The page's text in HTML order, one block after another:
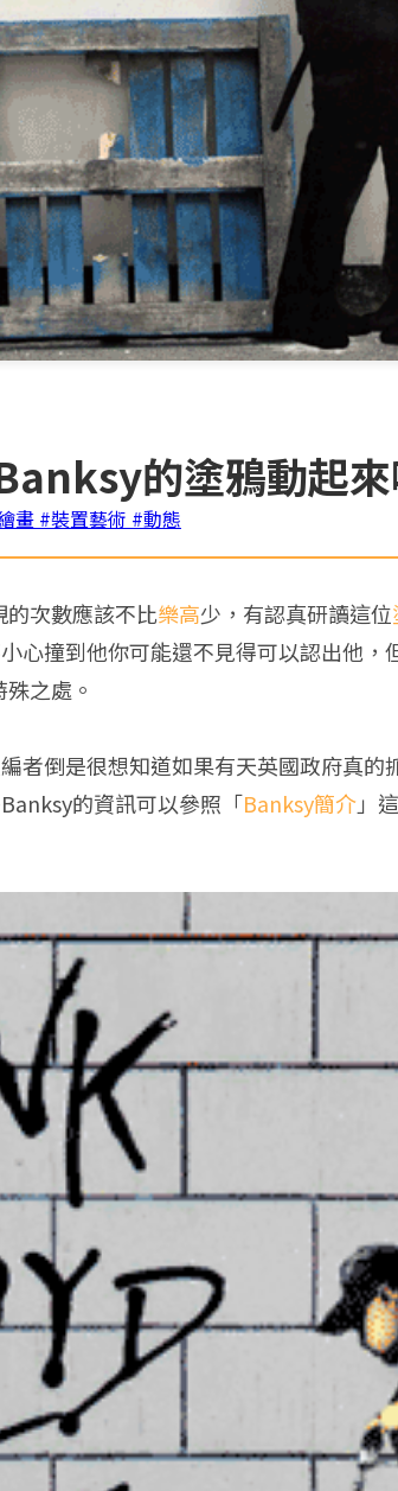
的塗鴉動起來
畫 #裝置藝術 #動態
的次數應該不比樂高少，有認真研讀這位
心撞到他你可能還不見得可以認出他
之處。
者倒是很想知道如果有天英國政府真
的資訊可以參照「Banksy簡介」